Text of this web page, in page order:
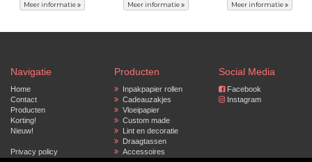
Meer informatie Meer informatie Meer informatie
Navigatie
Home
Contact
Producten
Korting!
Nieuw!
Privacy policy
Producten
Inpakpapier rollen
Cadeauzakjes
Vloeipapier
Custom made
Lint en decoratie
Draagtassen
Accessoires
Social Media
Facebook
Instagram